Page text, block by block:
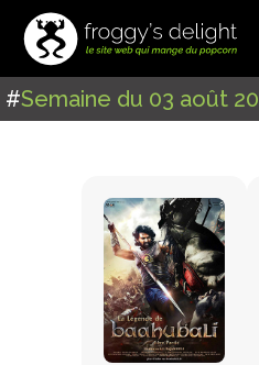
#Semaine du 03 août